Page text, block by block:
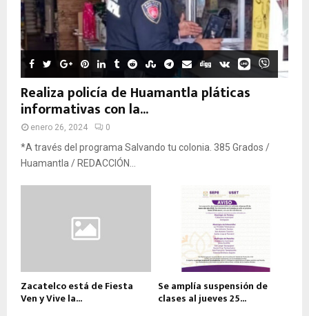
Realiza policía de Huamantla pláticas
informativas con la...
enero 26, 2024 0
*A través del programa Salvando tu colonia. 385 Grados /
Huamantla / REDACCIÓN...
Zacatelco está de Fiesta
Ven y Vive la...
Se amplía suspensión de
clases al jueves 25...